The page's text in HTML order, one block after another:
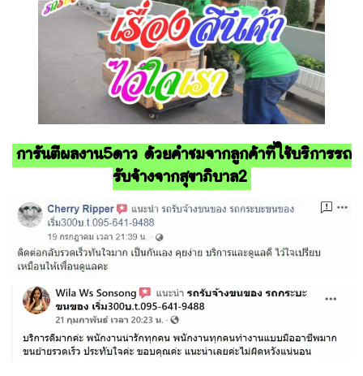
การันตีผลงาน5ดาว ด้วยคำชมจากลูกค้าที่ใช้บริการรถ
รับจ้างจากสุขาภิบาล2